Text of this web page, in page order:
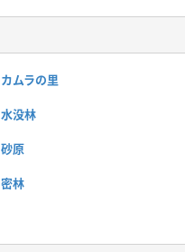
カムラの里
水没林
砂原
密林